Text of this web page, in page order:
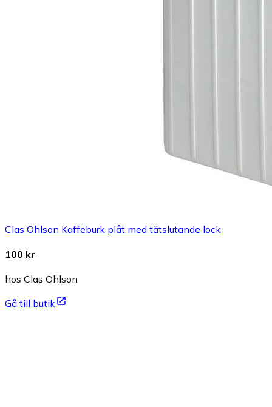
Clas Ohlson Kaffeburk plåt med tätslutande lock
100 kr
hos Clas Ohlson
Gå till butik